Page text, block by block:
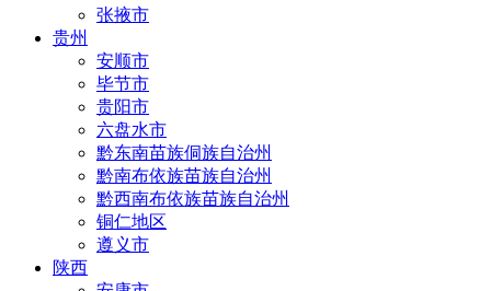
张掖市
贵州
安顺市
毕节市
贵阳市
六盘水市
黔东南苗族侗族自治州
黔南布依族苗族自治州
黔西南布依族苗族自治州
铜仁地区
遵义市
陕西